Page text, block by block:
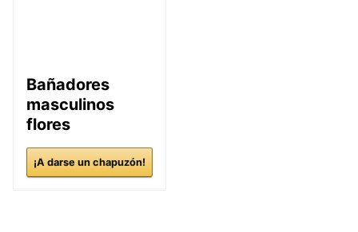
Bañadores
masculinos
flores
¡A darse un chapuzón!